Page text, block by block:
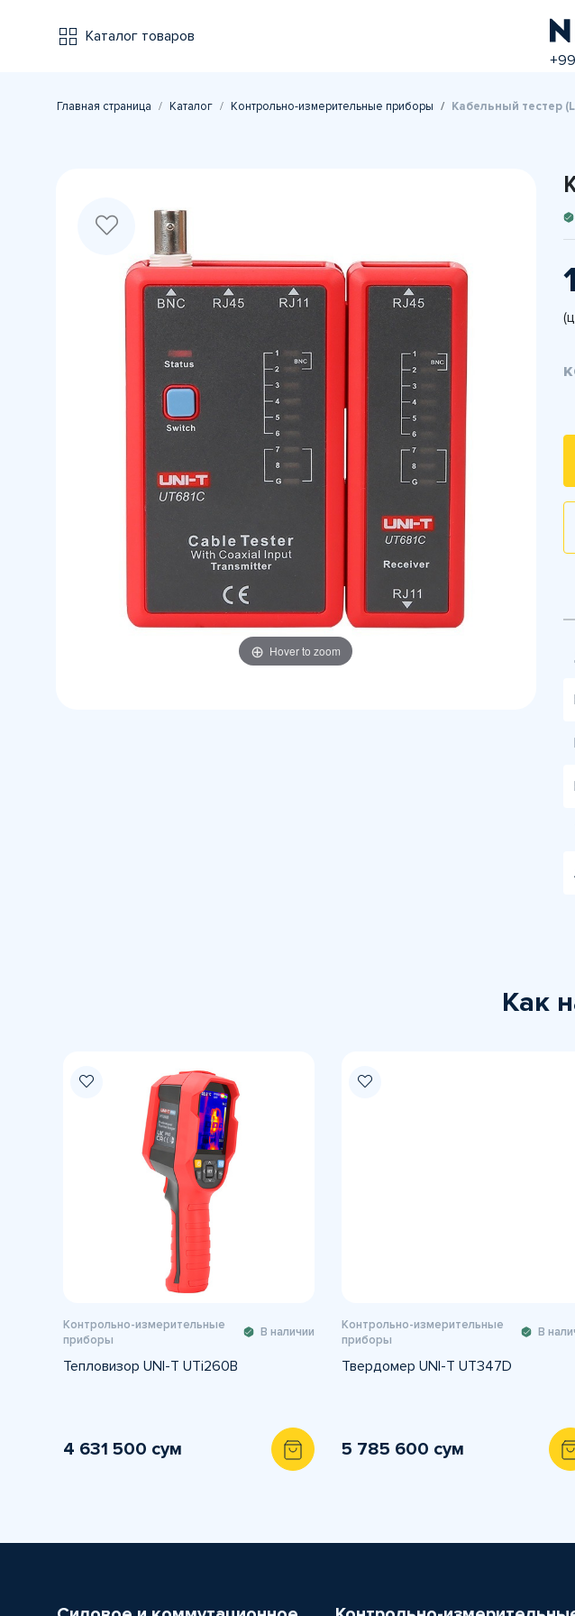
Каталог товаров
Главная страница Каталог Контрольно-измерительные приборы Кабельный тестер
Hover to zoom
Как
Контрольно-измерительные
приборы
В наличии
Тепловизор UNI-T UTi260B
4 631 500 сум
Контрольно-измерительные
приборы
В
Твердомер UNI-T UT347D
5 785 600 сум